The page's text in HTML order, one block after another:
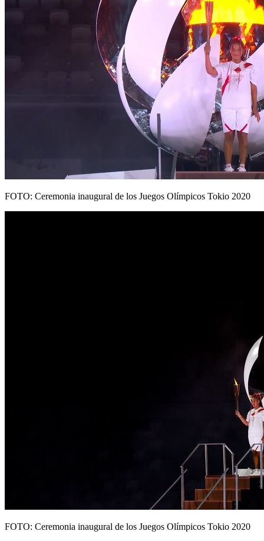
FOTO: Ceremonia inaugural de los Juegos Olímpicos Tokio 2020
FOTO: Ceremonia inaugural de los Juegos Olímpicos Tokio 2020